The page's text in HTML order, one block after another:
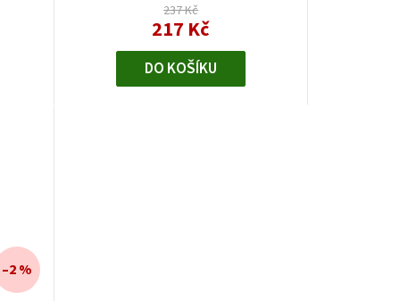
237 Kč
217 Kč
DO KOŠÍKU
–2 %